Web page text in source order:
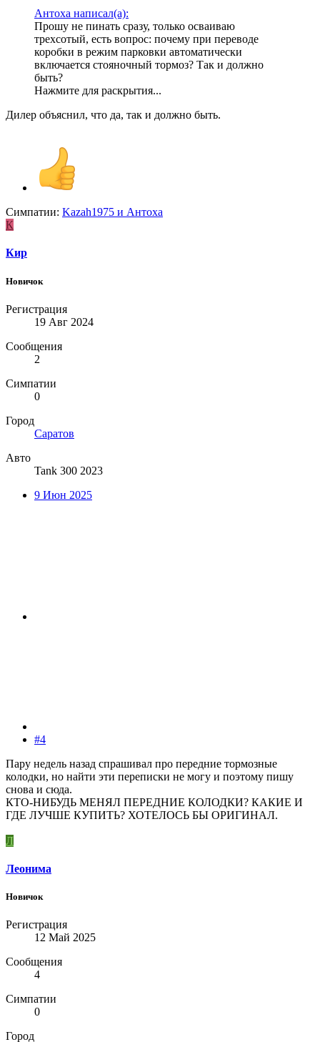
Антоха написал(а):
Прошу не пинать сразу, только осваиваю
трехсотый, есть вопрос: почему при переводе
коробки в режим парковки автоматически
включается стояночный тормоз? Так и должно
быть?
Нажмите для раскрытия...
Дилер объяснил, что да, так и должно быть.
Симпатии: Kazah1975 и Антоха
К
Кир
Новичок
Регистрация
19 Авг 2024
Сообщения
2
Симпатии
0
Город
Саратов
Авто
Tank 300 2023
9 Июн 2025
#4
Пару недель назад спрашивал про передние тормозные
колодки, но найти эти переписки не могу и поэтому пишу
снова и сюда.
КТО-НИБУДЬ МЕНЯЛ ПЕРЕДНИЕ КОЛОДКИ? КАКИЕ И
ГДЕ ЛУЧШЕ КУПИТЬ? ХОТЕЛОСЬ БЫ ОРИГИНАЛ.
Л
Леонима
Новичок
Регистрация
12 Май 2025
Сообщения
4
Симпатии
0
Город